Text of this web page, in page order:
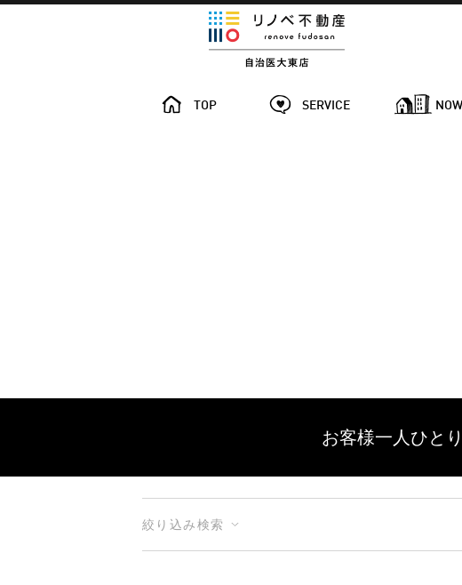
TOP SERVICE
お客様一人ひと
絞り込み検索